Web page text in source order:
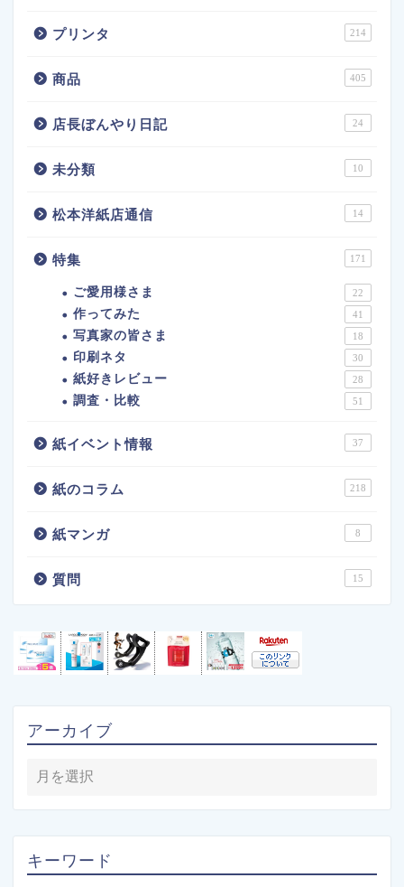
プリンタ 214
商品 405
店長ぼんやり日記 24
未分類 10
松本洋紙店通信 14
特集 171
ご愛用様さま 22
作ってみた 41
写真家の皆さま 18
印刷ネタ 30
紙好きレビュー 28
調査・比較 51
紙イベント情報 37
紙のコラム 218
紙マンガ 8
質問 15
アーカイブ
キーワード